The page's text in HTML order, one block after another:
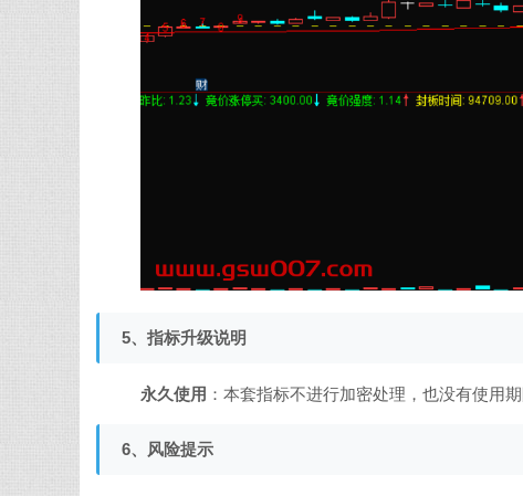
5、指标升级说明
永久使用 ：本套指标不进行加密处理，也没有使用
6、风险提示